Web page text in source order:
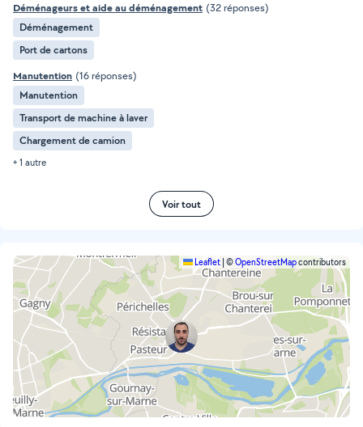
Déménageurs et aide au déménagement (32 réponses)
Déménagement
Port de cartons
Manutention (16 réponses)
Manutention
Transport de machine à laver
Chargement de camion
+ 1 autre
Voir tout
Leaflet ©OpenStreetMapcontributors